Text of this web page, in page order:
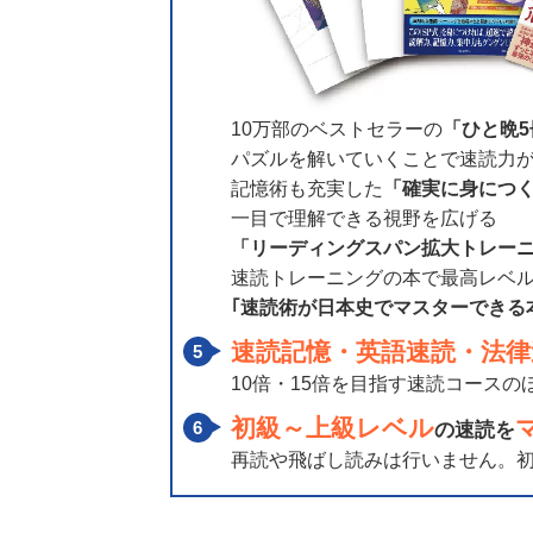
10万部のベストセラーの「ひと晩5
パズルを解いていくことで速読力
記憶術も充実した
「確実に身につ
一目で理解できる視野を広げる
「リーディングスパン拡大トレー
速読トレーニングの本で最高レベ
｢速読術が日本史でマスターできる
速読記憶・英語速読・法
10倍・15倍を目指す速読コースの
初級～上級レベルの速読を
再読や飛ばし読みは行いません。